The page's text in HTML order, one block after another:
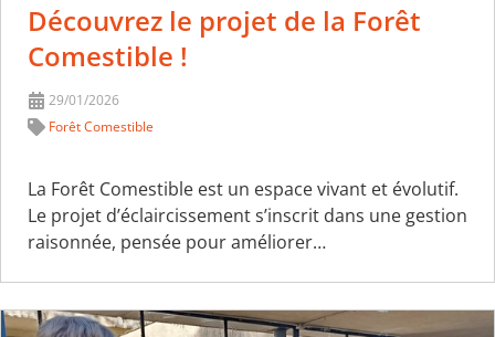
Découvrez le projet de la Forêt
Comestible !
29/01/2026
Forêt Comestible
La Forêt Comestible est un espace vivant et évolutif.
Le projet d’éclaircissement s’inscrit dans une gestion
raisonnée, pensée pour améliorer…